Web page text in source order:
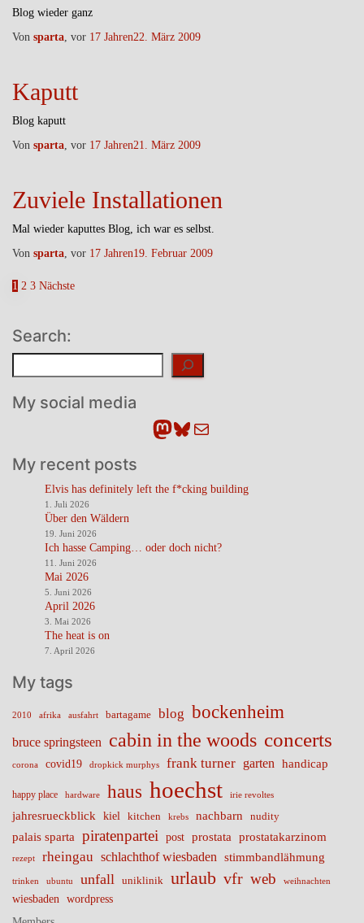
Blog wieder ganz
Von sparta, vor 17 Jahren22. März 2009
Kaputt
Blog kaputt
Von sparta, vor 17 Jahren21. März 2009
Zuviele Installationen
Mal wieder kaputtes Blog, ich war es selbst.
Von sparta, vor 17 Jahren19. Februar 2009
Seitennummerierung
Beiträge
1 2 3 Nächste
Search:
My social media
Mastodon
Bluesky
E-Mail
My recent posts
Elvis has definitely left the f*cking building
1. Juli 2026
Über den Wäldern
19. Juni 2026
Ich hasse Camping… oder doch nicht?
11. Juni 2026
Mai 2026
5. Juni 2026
April 2026
3. Mai 2026
The heat is on
7. April 2026
My tags
2010 afrika ausfahrt bartagame blog bockenheim
bruce springsteen cabin in the woods concerts
corona covid19 dropkick murphys frank turner garten handicap
happy place hardware haus hoechst irie revoltes
jahresrueckblick kiel kitchen krebs nachbarn nudity
palais sparta piratenpartei post prostata prostatakarzinom
rezept rheingau schlachthof wiesbaden stimmbandlähmung
trinken ubuntu unfall uniklinik urlaub vfr web weihnachten
wiesbaden
wordpress